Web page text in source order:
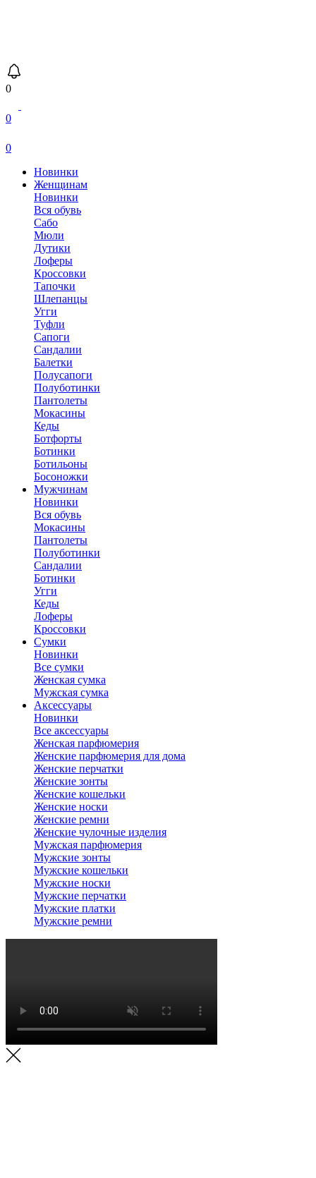
0
0
0
Новинки
Женщинам
Новинки
Вся обувь
Сабо
Мюли
Дутики
Лоферы
Кроссовки
Тапочки
Шлепанцы
Угги
Туфли
Сапоги
Сандалии
Балетки
Полусапоги
Полуботинки
Пантолеты
Мокасины
Кеды
Ботфорты
Ботинки
Ботильоны
Босоножки
Мужчинам
Новинки
Вся обувь
Мокасины
Пантолеты
Полуботинки
Сандалии
Ботинки
Угги
Кеды
Лоферы
Кроссовки
Сумки
Новинки
Все сумки
Женская сумка
Мужская сумка
Аксессуары
Новинки
Все аксессуары
Женская парфюмерия
Женские парфюмерия для дома
Женские перчатки
Женские зонты
Женские кошельки
Женские носки
Женские ремни
Женские чулочные изделия
Мужская парфюмерия
Мужские зонты
Мужские кошельки
Мужские носки
Мужские перчатки
Мужские платки
Мужские ремни